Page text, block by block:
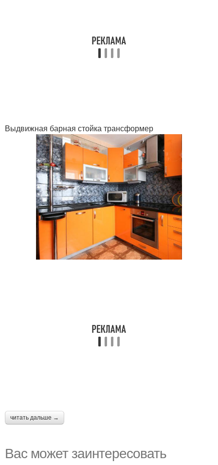
Выдвижная барная стойка трансформер
читать дальше →
Вас может заинтересовать